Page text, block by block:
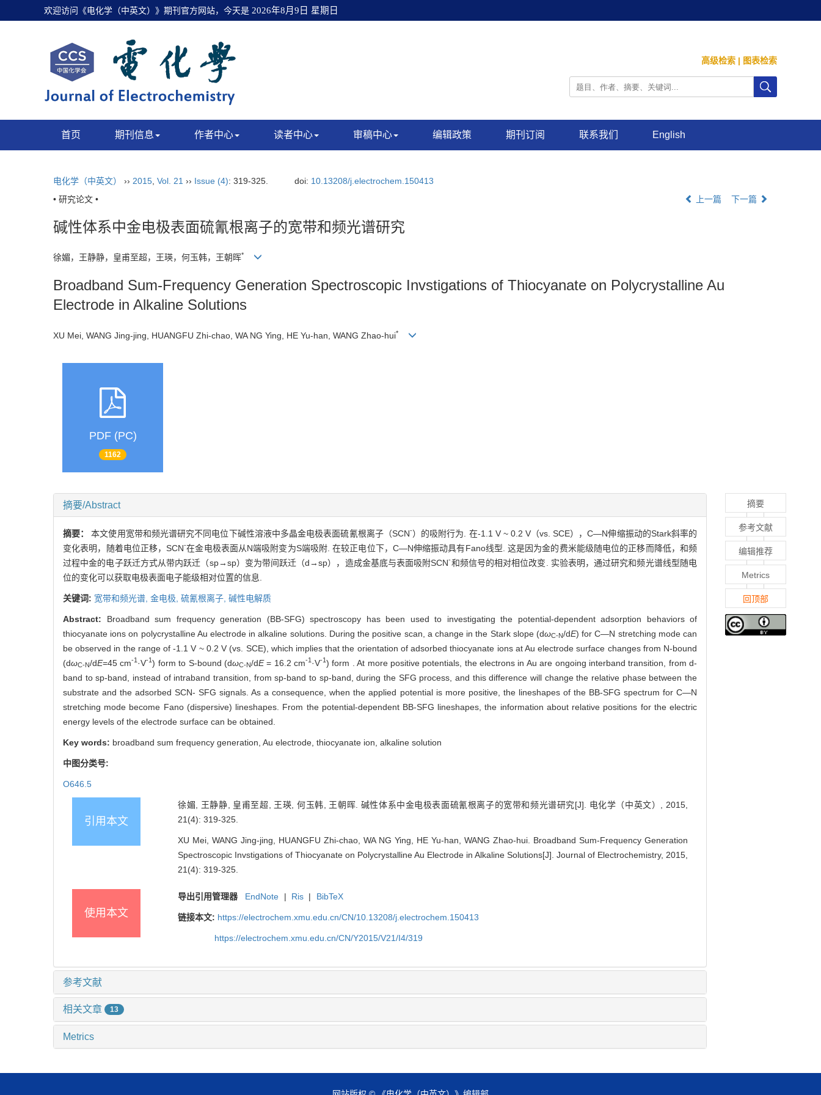
欢迎访问《电化学（中英文）》期刊官方网站，今天是 2026年8月9日 星期日
高级检索 | 图表检索
首页 期刊信息 作者中心 读者中心 审稿中心 编辑政策 期刊订阅 联系我们 English
电化学（中英文） ›› 2015 Vol. 21 ›› Issue (4): 319-325. doi: 10.13208/j.electrochem.150413
• 研究论文 •
上一篇 下一篇
碱性体系中金电极表面硫氰根离子的宽带和频光谱研究
徐媚，王静静，皇甫至超，王瑛，何玉韩，王朝晖*
Broadband Sum-Frequency Generation Spectroscopic Invstigations of Thiocyanate on Polycrystalline Au
Electrode in Alkaline Solutions
XU Mei, WANG Jing-jing, HUANGFU Zhi-chao, WA NG Ying, HE Yu-han, WANG Zhao-hui*
PDF (PC)
1162
摘要/Abstract
摘要：本文使用宽带和频光谱研究不同电位下碱性溶液中多晶金电极表面硫氰根离子（SCN-）的吸附行为. 在-1.1 V ~ 0.2 V（vs. SCE），C—N伸缩振动的Stark斜率的
变化表明，随着电位正移，SCN-在金电极表面从N端吸附变为S端吸附. 在较正电位下，C—N伸缩振动具有Fano线型. 这是因为金的费米能级随电位的正移而降低，和频
过程中金的电子跃迁方式从带内跃迁（sp→sp）变为带间跃迁（d→sp），造成金基底与表面吸附SCN-和频信号的相对相位改变. 实验表明，通过研究和频光谱线型随电
位的变化可以获取电极表面电子能级相对位置的信息.
关键词: 宽带和频光谱, 金电极, 硫氰根离子, 碱性电解质
Abstract: Broadband sum frequency generation (BB-SFG) spectroscopy has been used to investigating the potential-dependent adsorption behaviors of
thiocyanate ions on polycrystalline Au electrode in alkaline solutions. During the positive scan, a change in the Stark slope (dωC-N/dE) for C—N stretching mode can
be observed in the range of -1.1 V ~ 0.2 V (vs. SCE), which implies that the orientation of adsorbed thiocyanate ions at Au electrode surface changes from N-bound
(dωC-N/dE=45 cm-1 ·V-1) form to S-bound (dωC-N/dE= 16.2 cm-1 ·V-1 ) form . At more positive potentials, the electrons in Au are ongoing interband transition, from d-
band to sp-band, instead of intraband transition, from sp-band to sp-band, during the SFG process, and this difference will change the relative phase between the
substrate and the adsorbed SCN- SFG signals. As a consequence, when the applied potential is more positive, the lineshapes of the BB-SFG spectrum for C—N
stretching mode become Fano (dispersive) lineshapes. From the potential-dependent BB-SFG lineshapes, the information about relative positions for the electric
energy levels of the electrode surface can be obtained.
Key words: broadband sum frequency generation, Au electrode, thiocyanate ion, alkaline solution
中图分类号:
O646.5
引用本文
徐媚, 王静静, 皇甫至超, 王瑛, 何玉韩, 王朝晖. 碱性体系中金电极表面硫氰根离子的宽带和频光谱研究[J]. 电化学（中英文）, 2015,
21(4): 319-325.
XU Mei, WANG Jing-jing, HUANGFU Zhi-chao, WA NG Ying, HE Yu-han, WANG Zhao-hui. Broadband Sum-Frequency Generation
Spectroscopic Invstigations of Thiocyanate on Polycrystalline Au Electrode in Alkaline Solutions[J]. Journal of Electrochemistry, 2015,
21(4): 319-325.
使用本文
导出引用管理器 EndNote | Ris | BibTeX
链接本文: https://electrochem.xmu.edu.cn/CN/10.13208/j.electrochem.150413
https://electrochem.xmu.edu.cn/CN/Y2015/V21/I4/319
参考文献
相关文章 13
Metrics
摘要
参考文献
编辑推荐
Metrics
回顶部